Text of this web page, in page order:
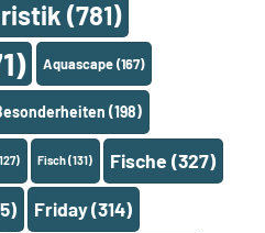
(781)
Aquascape(167)
(198)
Fisch(131) Fische (327)
Friday(314)